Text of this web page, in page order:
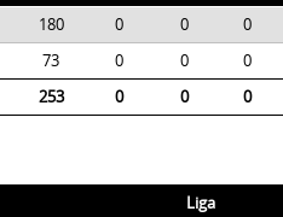
180 0 0 0
73 0 0 0
253 0 0 0
Liga